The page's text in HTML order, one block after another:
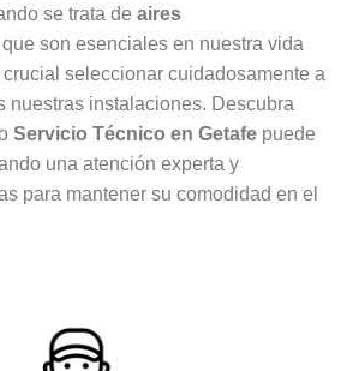
se trata de aires
que son esenciales en nuestra vida
seleccionar cuidadosamente a
nuestras instalaciones. Descubra
Servicio Técnico en Getafe puede
una atención experta y
para mantener su comodidad en el